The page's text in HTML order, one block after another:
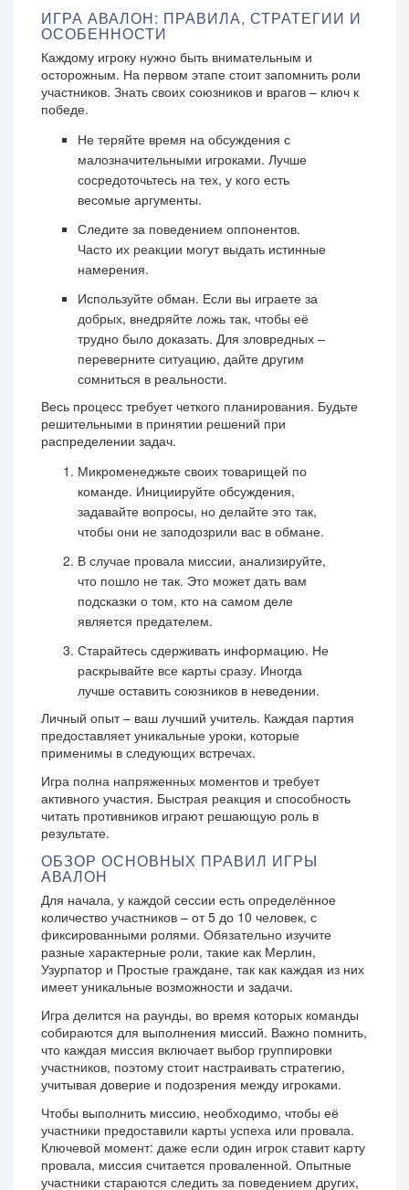
ИГРА АВАЛОН: ПРАВИЛА, СТРАТЕГИИ И
ОСОБЕННОСТИ
Каждому игроку нужно быть внимательным и
осторожным. На первом этапе стоит запомнить роли
участников. Знать своих союзников и врагов – ключ к
победе.
Не теряйте время на обсуждения с
малозначительными игроками. Лучше
сосредоточьтесь на тех, у кого есть
весомые аргументы.
Следите за поведением оппонентов.
Часто их реакции могут выдать истинные
намерения.
Используйте обман. Если вы играете за
добрых, внедряйте ложь так, чтобы её
трудно было доказать. Для зловредных –
переверните ситуацию, дайте другим
сомниться в реальности.
Весь процесс требует четкого планирования. Будьте
решительными в принятии решений при
распределении задач.
Микроменеджьте своих товарищей по
команде. Инициируйте обсуждения,
задавайте вопросы, но делайте это так,
чтобы они не заподозрили вас в обмане.
В случае провала миссии, анализируйте,
что пошло не так. Это может дать вам
подсказки о том, кто на самом деле
является предателем.
Старайтесь сдерживать информацию. Не
раскрывайте все карты сразу. Иногда
лучше оставить союзников в неведении.
Личный опыт – ваш лучший учитель. Каждая партия
предоставляет уникальные уроки, которые
применимы в следующих встречах.
Игра полна напряженных моментов и требует
активного участия. Быстрая реакция и способность
читать противников играют решающую роль в
результате.
ОБЗОР ОСНОВНЫХ ПРАВИЛ ИГРЫ
АВАЛОН
Для начала, у каждой сессии есть определённое
количество участников – от 5 до 10 человек, с
фиксированными ролями. Обязательно изучите
разные характерные роли, такие как Мерлин,
Узурпатор и Простые граждане, так как каждая из них
имеет уникальные возможности и задачи.
Игра делится на раунды, во время которых команды
собираются для выполнения миссий. Важно помнить,
что каждая миссия включает выбор группировки
участников, поэтому стоит настраивать стратегию,
учитывая доверие и подозрения между игроками.
Чтобы выполнить миссию, необходимо, чтобы её
участники предоставили карты успеха или провала.
Ключевой момент: даже если один игрок ставит карту
провала, миссия считается проваленной. Опытные
участники стараются следить за поведением других,